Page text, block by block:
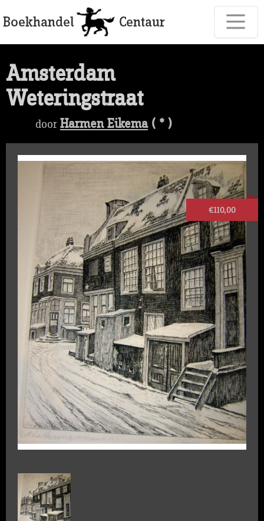
Amsterdam
Weteringstraat
door Harmen Eikema( * )
€110,00